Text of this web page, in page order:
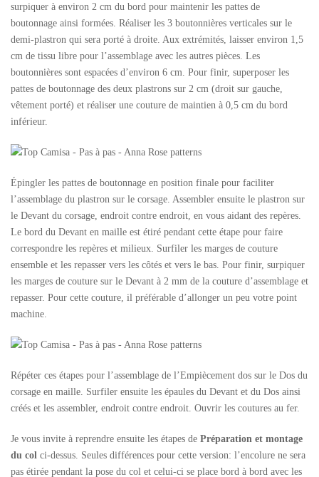
surpiquer à environ 2 cm du bord pour maintenir les pattes de
boutonnage ainsi formées. Réaliser les 3 boutonnières verticales sur le
demi-plastron qui sera porté à droite. Aux extrémités, laisser environ 1,5
cm de tissu libre pour l’assemblage avec les autres pièces. Les
boutonnières sont espacées d’environ 6 cm. Pour finir, superposer les
pattes de boutonnage des deux plastrons sur 2 cm (droit sur gauche,
vêtement porté) et réaliser une couture de maintien à 0,5 cm du bord
inférieur.
Épingler les pattes de boutonnage en position finale pour faciliter
l’assemblage du plastron sur le corsage. Assembler ensuite le plastron sur
le Devant du corsage, endroit contre endroit, en vous aidant des repères.
Le bord du Devant en maille est étiré pendant cette étape pour faire
correspondre les repères et milieux. Surfiler les marges de couture
ensemble et les repasser vers les côtés et vers le bas. Pour finir, surpiquer
les marges de couture sur le Devant à 2 mm de la couture d’assemblage et
repasser. Pour cette couture, il préférable d’allonger un peu votre point
machine.
Répéter ces étapes pour l’assemblage de l’Empiècement dos sur le Dos du
corsage en maille. Surfiler ensuite les épaules du Devant et du Dos ainsi
créés et les assembler, endroit contre endroit. Ouvrir les coutures au fer.
Je vous invite à reprendre ensuite les étapes de Préparation et montage
du col ci-dessus. Seules différences pour cette version: l’encolure ne sera
pas étirée pendant la pose du col et celui-ci se place bord à bord avec les